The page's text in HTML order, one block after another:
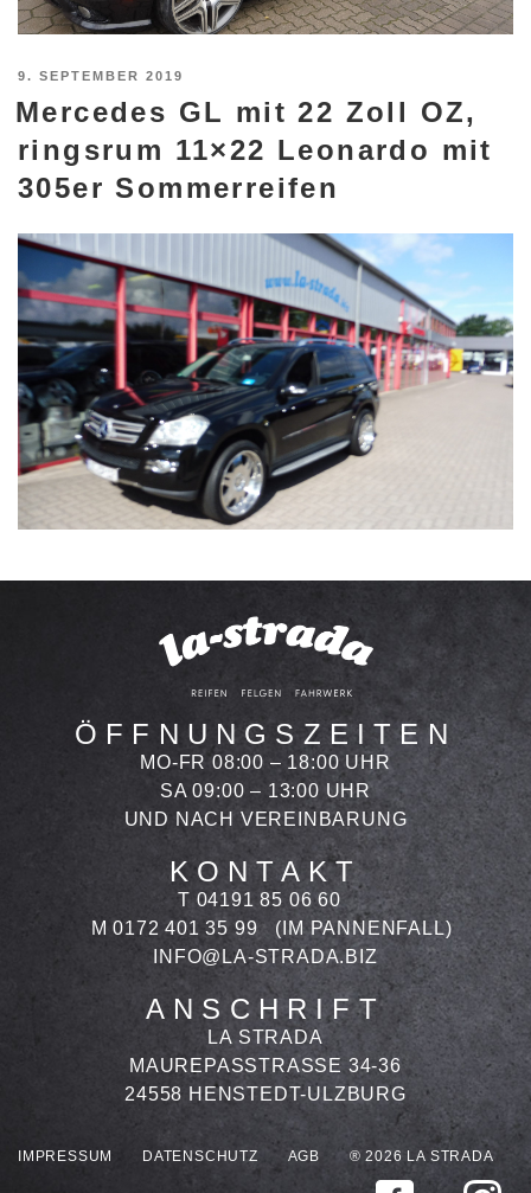
VERÖFFENTLICHT
AM
9. SEPTEMBER 2019
Mercedes GL mit 22 Zoll OZ,
ringsrum 11×22 Leonardo mit
305er Sommerreifen
ÖFFNUNGSZEITEN
MO-FR 08:00 – 18:00 UHR
SA 09:00 – 13:00 UHR
UND NACH VEREINBARUNG
KONTAKT
T 04191 85 06 60
M 0172 401 35 99
(IM PANNENFALL)
INFO@LA-STRADA.BIZ
ANSCHRIFT
LA STRADA
MAUREPASSTRASSE 34-36
24558 HENSTEDT-ULZBURG
IMPRESSUM DATENSCHUTZ AGB ® 2026 LA STRADA